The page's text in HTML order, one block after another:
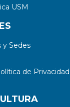
USM
Sedes
de Privacidad